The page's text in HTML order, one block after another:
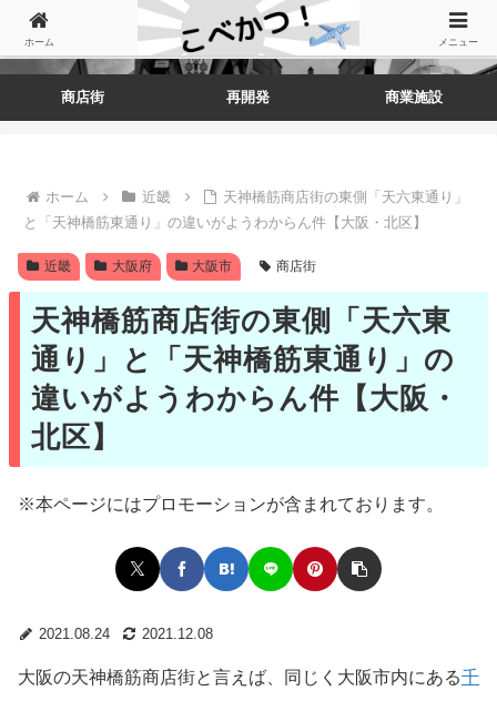
商店街 再開発 商業施設
ホーム 近畿
天神橋筋商店街の東側「天六東通り」
と「天神橋筋東通り」の違いがようわからん件【大阪・北区】
近畿 大阪府 大阪市 商店街
天神橋筋商店街の東側「天六東
通り」と「天神橋筋東通り」の
違いがようわからん件【大阪・
北区】
※本ページにはプロモーションが含まれております。
2021.08.24 2021.12.08
大阪の天神橋筋商店街と言えば、同じく大阪市内にある千
ホーム メニュー